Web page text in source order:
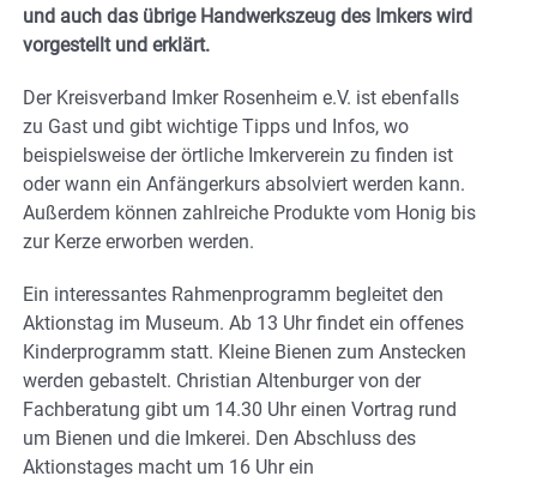
und auch das übrige Handwerkszeug des Imkers wird
vorgestellt und erklärt.
Der Kreisverband Imker Rosenheim e.V. ist ebenfalls
zu Gast und gibt wichtige Tipps und Infos, wo
beispielsweise der örtliche Imkerverein zu finden ist
oder wann ein Anfängerkurs absolviert werden kann.
Außerdem können zahlreiche Produkte vom Honig bis
zur Kerze erworben werden.
Ein interessantes Rahmenprogramm begleitet den
Aktionstag im Museum. Ab 13 Uhr findet ein offenes
Kinderprogramm statt. Kleine Bienen zum Anstecken
werden gebastelt. Christian Altenburger von der
Fachberatung gibt um 14.30 Uhr einen Vortrag rund
um Bienen und die Imkerei. Den Abschluss des
Aktionstages macht um 16 Uhr ein